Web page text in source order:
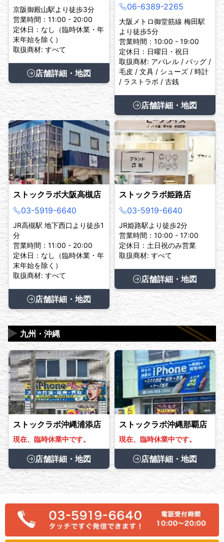
京阪御殿山駅より徒歩3分
営業時間：11:00 - 20:00
定休日：なし（臨時休業・年
末年始を除く）
取扱商材: すべて
店舗詳細・地図
06-6389-2265
大阪メトロ御堂筋線 梅田駅
より徒歩5分
営業時間：10:00 - 19:00
定休日：日曜日・祝日
取扱商材: アパレル / バッグ /
毛皮 / 文具 / シューズ / 時計
/ ラストラボ / 古銭
店舗詳細・地図
ストックラボ大阪高槻店
03-5919-6640
JR高槻駅 地下西口より徒歩1
分
営業時間：11:00 - 20:00
定休日：なし（臨時休業・年
末年始を除く）
取扱商材: すべて
店舗詳細・地図
ストックラボ姫路店
03-5919-6640
JR姫路駅より徒歩2分
営業時間：10:00 - 17:00
定休日：土日祝のみ営業
取扱商材: すべて
店舗詳細・地図
九州・沖縄
▶
ストックラボ沖縄浦添店
現在、臨時休業中です。
店舗詳細・地図
ストックラボ沖縄那覇店
現在、臨時休業中です。
店舗詳細・地図